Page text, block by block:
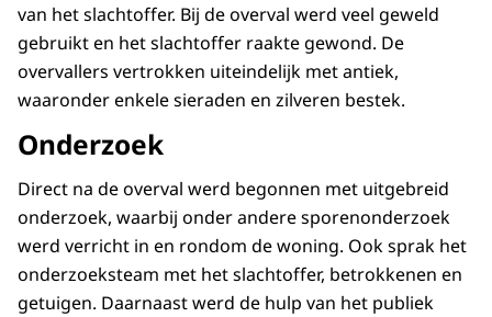
van het slachtoffer. Bij de overval werd veel geweld
gebruikt en het slachtoffer raakte gewond. De
overvallers vertrokken uiteindelijk met antiek,
waaronder enkele sieraden en zilveren bestek.
Onderzoek
Direct na de overval werd begonnen met uitgebreid
onderzoek, waarbij onder andere sporenonderzoek
werd verricht in en rondom de woning. Ook sprak het
onderzoeksteam met het slachtoffer, betrokkenen en
getuigen. Daarnaast werd de hulp van het publiek